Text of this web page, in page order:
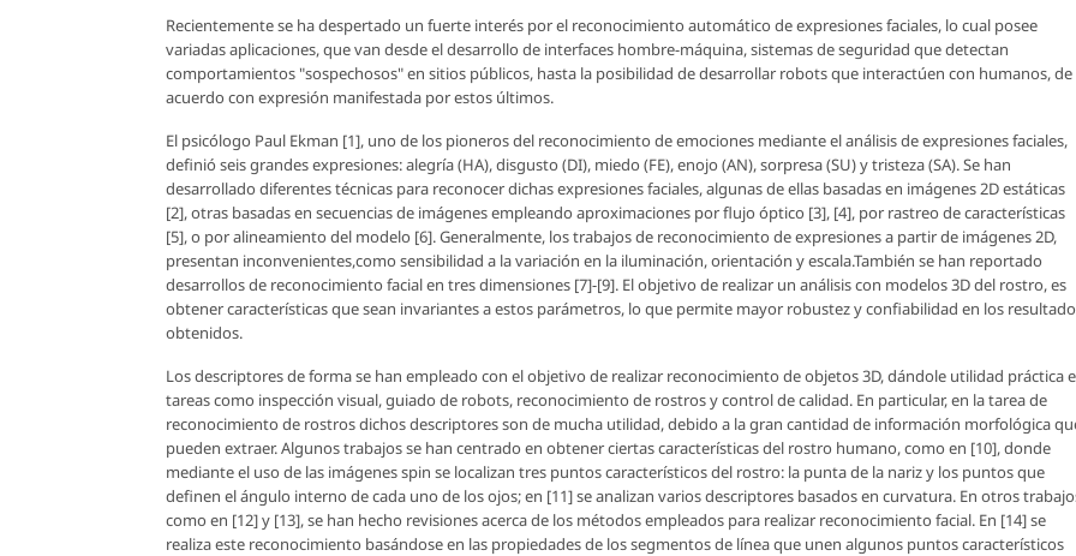
Recientemente se ha despertado un fuerte interés por el reconocimiento automático de expresiones faciales, lo cual posee
variadas aplicaciones, que van desde el desarrollo de interfaces hombre-máquina, sistemas de seguridad que detectan
comportamientos "sospechosos" en sitios públicos, hasta la posibilidad de desarrollar robots que interactúen con humanos, de
acuerdo con expresión manifestada por estos últimos.
El psicólogo Paul Ekman [1], uno de los pioneros del reconocimiento de emociones mediante el análisis de expresiones faciales,
definió seis grandes expresiones: alegría (HA), disgusto (DI), miedo (FE), enojo (AN), sorpresa (SU) y tristeza (SA). Se han
desarrollado diferentes técnicas para reconocer dichas expresiones faciales, algunas de ellas basadas en imágenes 2D estáticas
[2], otras basadas en secuencias de imágenes empleando aproximaciones por flujo óptico [3], [4], por rastreo de características
[5], o por alineamiento del modelo [6]. Generalmente, los trabajos de reconocimiento de expresiones a partir de imágenes 2D,
presentan inconvenientes,como sensibilidad a la variación en la iluminación, orientación y escala.También se han reportado
desarrollos de reconocimiento facial en tres dimensiones [7]-[9]. El objetivo de realizar un análisis con modelos 3D del rostro, es
obtener características que sean invariantes a estos parámetros, lo que permite mayor robustez y confiabilidad en los
obtenidos.
Los descriptores de forma se han empleado con el objetivo de realizar reconocimiento de objetos 3D, dándole utilidad práctica
tareas como inspección visual, guiado de robots, reconocimiento de rostros y control de calidad. En particular, en la tarea de
reconocimiento de rostros dichos descriptores son de mucha utilidad, debido a la gran cantidad de información morfológica
pueden extraer. Algunos trabajos se han centrado en obtener ciertas características del rostro humano, como en [10], donde
mediante el uso de las imágenes spin se localizan tres puntos característicos del rostro: la punta de la nariz y los puntos que
definen el ángulo interno de cada uno de los ojos; en [11] se analizan varios descriptores basados en curvatura. En otros
como en [12] y [13], se han hecho revisiones acerca de los métodos empleados para realizar reconocimiento facial. En [14] se
realiza este reconocimiento basándose en las propiedades de los segmentos de línea que unen algunos puntos característicos